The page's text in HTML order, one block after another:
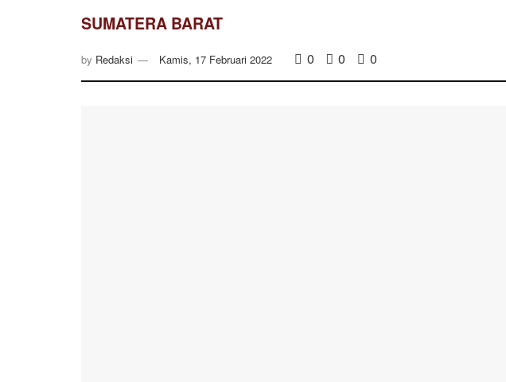
SUMATERA BARAT
by Redaksi Kamis, 17 Februari 2022 0 0 0